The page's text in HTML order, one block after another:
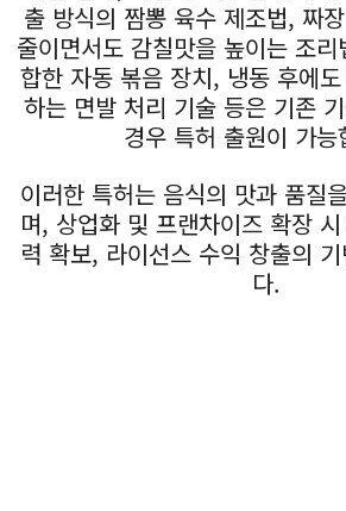
출 방식의 짬뽕 육수 제조법, 짜
줄이면서도 감칠맛을 높이는 조
합한 자동 볶음 장치, 냉동 후에
하는 면발 처리 기술 등은 기존
경우 특허 출원이 가능
이러한 특허는 음식의 맛과 품질
며, 상업화 및 프랜차이즈 확장
력 확보, 라이선스 수익 창출의
다.